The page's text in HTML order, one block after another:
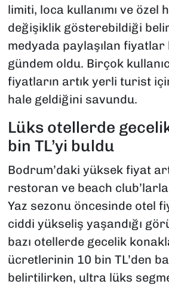
limiti, loca kullanımı ve özel
değişiklik gösterebildiği
medyada paylaşılan fiyatlar
gündem oldu. Birçok
fiyatların artık yerli turist
hale geldiğini savundu.
Lüks otellerde
bin TL’yi buldu
Bodrum’daki yüksek fiyat
restoran ve beach club’larla
Yaz sezonu öncesinde otel
ciddi yükseliş yaşandığı
bazı otellerde gecelik
ücretlerinin 10 bin TL’den
belirtilirken, ultra lüks